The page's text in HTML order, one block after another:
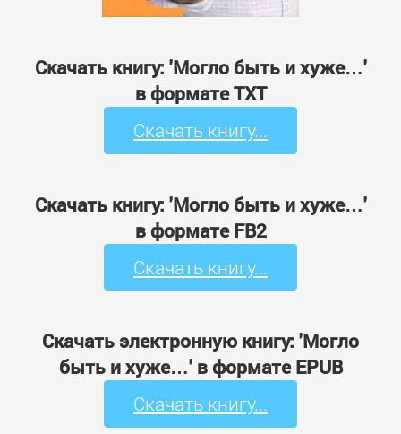
Скачать книгу: 'Могло быть и хуже…'
в формате TXT
Скачать книгу...
Скачать книгу: 'Могло быть и хуже…'
в формате FB2
Скачать книгу...
Скачать электронную книгу: 'Могло
быть и хуже…' в формате EPUB
Скачать книгу...